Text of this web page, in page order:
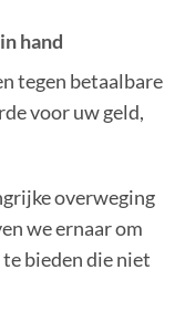
hand
tegen betaalbare
voor uw geld,
overweging
we ernaar om
bieden die niet